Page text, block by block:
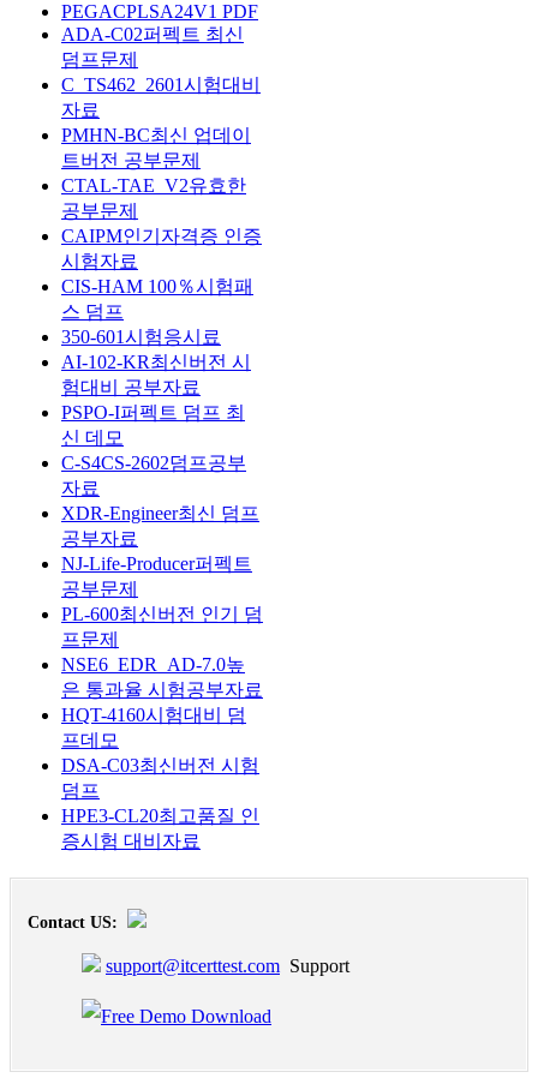
PEGACPLSA24V1 PDF
ADA-C02퍼펙트 최신
덤프문제
C_TS462_2601시험대비
자료
PMHN-BC최신 업데이
트버전 공부문제
CTAL-TAE_V2유효한
공부문제
CAIPM인기자격증 인증
시험자료
CIS-HAM 100％시험패
스 덤프
350-601시험응시료
AI-102-KR최신버전 시
험대비 공부자료
PSPO-I퍼펙트 덤프 최
신 데모
C-S4CS-2602덤프공부
자료
XDR-Engineer최신 덤프
공부자료
NJ-Life-Producer퍼펙트
공부문제
PL-600최신버전 인기 덤
프문제
NSE6_EDR_AD-7.0높
은 통과율 시험공부자료
HQT-4160시험대비 덤
프데모
DSA-C03최신버전 시험
덤프
HPE3-CL20최고품질 인
증시험 대비자료
Contact US:
support@itcerttest.com Support